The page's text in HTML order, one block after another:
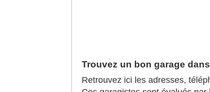
Trouvez un bon garage
Retrouvez ici les adresses,